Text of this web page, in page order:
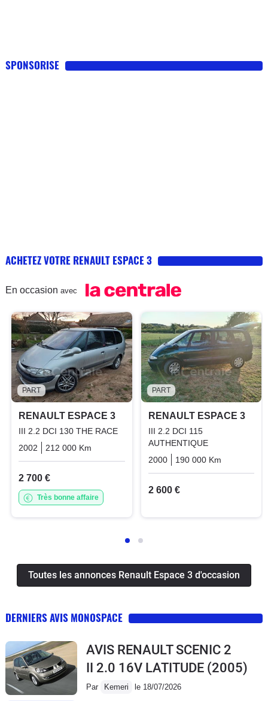
SPONSORISE
ACHETEZ VOTRE RENAULT ESPACE 3
En occasion avec
PART
RENAULT ESPACE 3
III 2.2 DCI 130 THE RACE
2002
212 000 Km Diesel
2 700 €
Très bonne affaire
PART
RENAULT ESPACE 3
III 2.2 DCI 115
AUTHENTIQUE
2000
190 000 Km
2 600 €
Toutes les annonces Renault Espace 3 d'occasion
DERNIERS AVIS MONOSPACE
AVIS RENAULT SCENIC 2
II 2.0 16V LATITUDE (2005)
Par Kemeri le 18/07/2026